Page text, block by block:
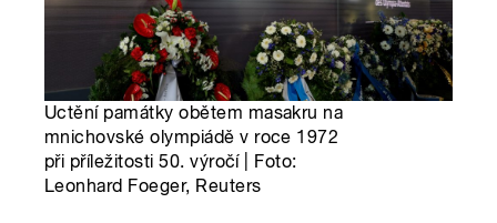
Uctění památky obětem masakru na
mnichovské olympiádě v roce 1972
při příležitosti 50. výročí | Foto:
Leonhard Foeger, Reuters